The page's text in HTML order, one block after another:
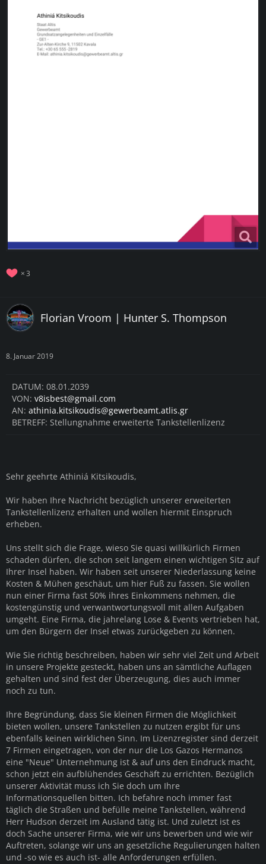
3
Florian Vroom | Hunter S. Thompson
8. Januar 2019
DATUM: 08.01.2039
VON: v8isbest@gmail.com
AN: athinia.kitsikoudis@gewerbeamt.atlis.gr
BETREFF: Stellungnahme erweiterte Tankstellenlizenz
Sehr geehrte Athiniá Kitsikoudis,
Wir haben Ihre Nachricht bezüglich unserer erweiterten
Tankstellenlizenz erhalten und wollen hiermit Einspruch
erheben.
Uns stellt sich die Frage, wieso Sie quasi willkürlich Firmen
schaden dürfen, die schon seit langem einen wichtigen Sitz auf
Ihrer Insel haben. Wir haben seit unserer Niederlassung keine
Kosten & Mühen geschäut, um hier Fuß zu fassen. Sie wollen
nun einer Firma fast 50% ihres Einkommens nehmen, die
kostengünstig und verwantwortungsvoll mit allen Aufgaben
umgeht. Eine Firma, die jahrelang Lose & Events vertrieben hat,
um den Bürgern der Insel etwas zurückgeben zu können.
Wie Sie richtig beschreiben, haben wir sehr viel Zeit und Arbeit
in unsere Projekte gesteckt, haben uns an sämtliche Auflagen
gehalten und sind fest der Überzeugung, dies auch immer
noch zu tun.
Ihre Begründung, dass Sie kleinen Firmen die Möglichkeit
bieten wollen, unsere Tankstellen zu nutzen ergibt für uns
ebenfalls keinen wirklichen Sinn. Im Lizenzregister sind derzeit
7 Firmen eingetragen, von der nur die Los Gazos Hermanos
eine "Neue" Unternehmung ist & auf uns den Eindruck macht,
schon jetzt ein aufblühendes Geschäft zu errichten. Bezüglich
unserer Aktivität muss ich Sie doch um Ihre
Informationsquellen bitten. Ich befahre noch immer fast
täglich die Straßen und befülle meine Tankstellen, während
Herr Hudson derzeit im Ausland tätig ist. Und zuletzt ist es
doch Sache unserer Firma, wie wir uns bewerben und wie wir
Auftreten, solange wir uns an gesetzliche Regulierungen halten
und -so wie es auch ist- alle Anforderungen erfüllen.